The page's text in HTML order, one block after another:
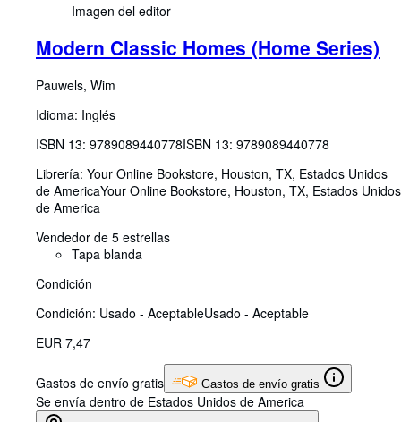
Imagen del editor
Modern Classic Homes (Home Series)
Pauwels, Wim
Idioma: Inglés
ISBN 13: 9789089440778ISBN 13: 9789089440778
Librería: Your Online Bookstore, Houston, TX, Estados Unidos
de AmericaYour Online Bookstore, Houston, TX, Estados Unidos
de America
Vendedor de 5 estrellas
Tapa blanda
Condición
Condición: Usado - AceptableUsado - Aceptable
EUR 7,47
Gastos de envío gratis Gastos de envío gratis
Se envía dentro de Estados Unidos de America